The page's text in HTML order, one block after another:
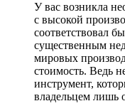
У вас возникла
с высокой
соответствовал
существенным
мировых
стоимость. Ведь
инструмент,
владельцем лишь